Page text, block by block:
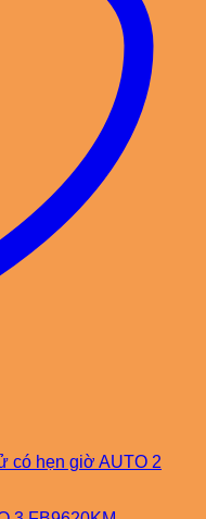
có hẹn giờ AUTO 2